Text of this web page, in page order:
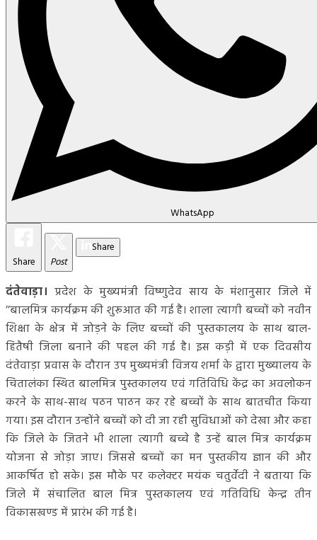
WhatsApp
Share Post
Share
दंतेवाड़ा। प्रदेश के मुख्यमंत्री विष्णुदेव साय के मंशानुसार जिले में
’’बालमित्र कार्यक्रम की शुरूआत की गई है। शाला त्यागी बच्चों को नवीन
शिक्षा के क्षेत्र में जोड़ने के लिए बच्चों की पुस्तकालय के साथ बाल-
हितैषी जिला बनाने की पहल की गई है। इस कड़ी में एक दिवसीय
दंतेवाड़ा प्रवास के दौरान उप मुख्यमंत्री विजय शर्मा के द्वारा मुख्यालय के
चितालंका स्थित बालमित्र पुस्तकालय एवं गतिविधि केंद्र का अवलोकन
करने के साथ-साथ पठन पाठन कर रहे बच्चों के साथ बातचीत किया
गया। इस दौरान उन्होंने बच्चों को दी जा रही सुविधाओं को देखा और कहा
कि जिले के जितने भी शाला त्यागी बच्चे है उन्हें बाल मित्र कार्यक्रम
योजना से जोड़ा जाए। जिससे बच्चों का मन पुस्तकीय ज्ञान की और
आकर्षित हो सके। इस मौके पर कलेक्टर मयंक चतुर्वेदी ने बताया कि
जिले में संचालित बाल मित्र पुस्तकालय एवं गतिविधि केन्द्र तीन
विकासखण्ड में प्रारंभ की गई है।